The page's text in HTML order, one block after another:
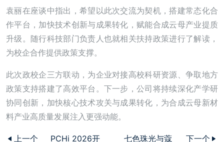
袁丽在座谈中指出，希望以此次交流为契机，搭建常态化合
作平台，加快技术创新与成果转化，赋能合成云母产业提质
升级。随行科技部门负责人也就相关扶持政策进行了解读，
为校企合作提供政策支撑。
此次政校企三方联动，为企业对接高校科研资源、争取地方
政策支持搭建了高效平台。下一步，公司将持续深化产学研
协同创新，加快核心技术攻关与成果转化，为合成云母新材
料产业高质量发展注入更强动能。
上一个
PCHi 2026开
七色珠光与蔻
下一个